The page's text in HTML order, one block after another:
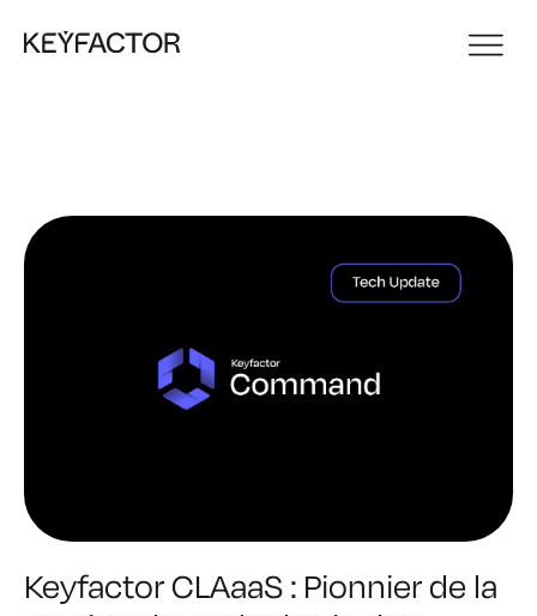
Keyfactor CLAaaS : Pionnier de la